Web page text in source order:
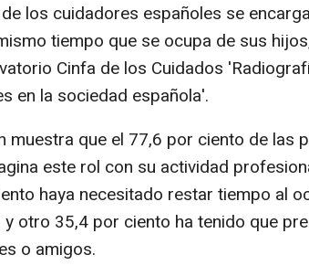
los cuidadores españoles se
tiempo que se ocupa de sus
Cinfa de los Cuidados
en la sociedad española'.
muestra que el 77,6 por ciento de las
este rol con su actividad
haya necesitado restar tiempo al
otro 35,4 por ciento ha tenido que
o amigos.